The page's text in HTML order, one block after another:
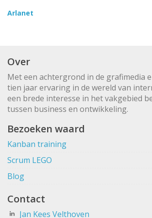
Arlanet
Over
Met een achtergrond in de grafimedia
tien jaar ervaring in de wereld van
een brede interesse in het vakgebied
tussen business en ontwikkeling.
Bezoeken waard
Kanban training
Scrum LEGO
Blog
Contact
Jan Kees Velthoven